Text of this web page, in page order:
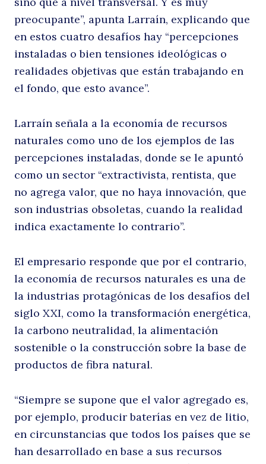
el
preocupante”, apunta Larraín, explicando que
en estos cuatro desafíos hay “percepciones
instaladas o bien tensiones ideológicas o
realidades objetivas que están trabajando en
el fondo, que esto avance”.
Larraín señala a la economía de recursos
naturales como uno de los ejemplos de las
percepciones instaladas, donde se le apuntó
como un sector “extractivista, rentista, que
no agrega valor, que no haya innovación, que
son industrias obsoletas, cuando la realidad
indica exactamente lo contrario”.
El empresario responde que por el contrario,
la economía de recursos naturales es una de
la industrias protagónicas de los desafíos del
siglo XXI, como la transformación energética,
la carbono neutralidad, la alimentación
sostenible o la construcción sobre la base de
productos de fibra natural.
“Siempre se supone que el valor agregado es,
por ejemplo, producir baterías en vez de litio,
en circunstancias que todos los países que se
han desarrollado en base a sus recursos